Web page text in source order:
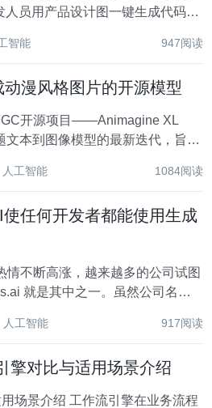
人员用产品设计图一键生成代码，
集团正在内部全面推行AI编程，
智能 947阅读
漫风格图片的开源模型
开源项目——Animagine XL
文本到图像模型的最新迭代，旨在
人工智能 1084阅读
任何开发者都能使用生成
情不断高涨，越来越多的公司试图
就是其中之一。虽然公司名气
名用户的最大开源模型 AP...
人工智能 917阅读
擎对比与适用场景介绍
引擎在业务流程